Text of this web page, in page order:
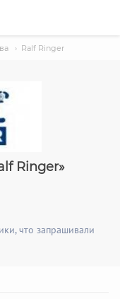
› Ralf Ringer
Ringer»
что запрашивали